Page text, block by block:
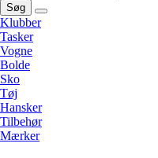
Søg
Klubber
Tasker
Vogne
Bolde
Sko
Tøj
Hansker
Tilbehør
Mærker